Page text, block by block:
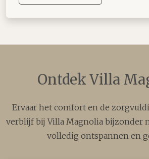
Ontdek Villa
Ervaar het comfort en de
verblijf bij Villa Magnolia bijzonder
volledig ontspannen en